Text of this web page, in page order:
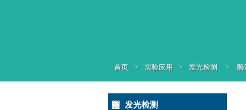
首页 > 实验应用 > 发光检测 > 酶
发光检测